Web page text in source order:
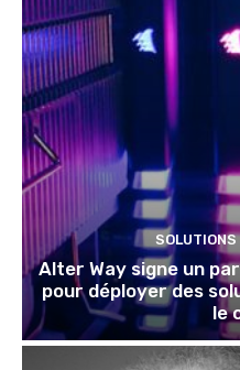
Alter Way signe un
pour déployer des
le